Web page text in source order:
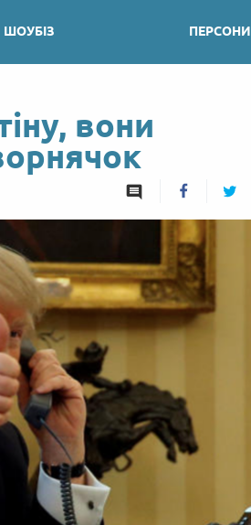
ШОУБІЗ ПЕРСОНИ
вони